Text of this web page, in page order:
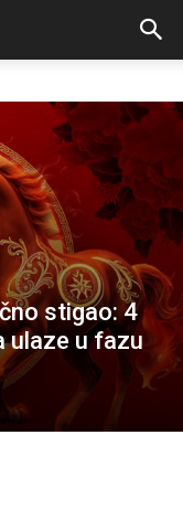
stigao: 4
ulaze u fazu